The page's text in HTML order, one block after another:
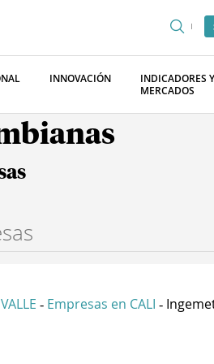
INNOVACIÓN
INDICADORES Y
MERCADOS
- Empresas en CALI -